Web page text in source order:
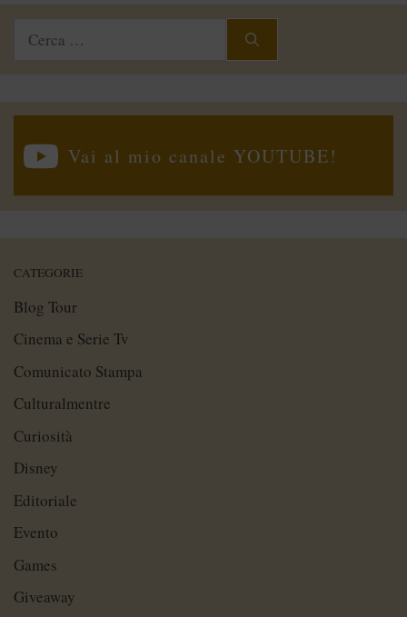
Vai al mio canale YOUTUBE!
CATEGORIE
Blog Tour
Cinema e Serie Tv
Comunicato Stampa
Culturalmentre
Curiosità
Disney
Editoriale
Evento
Games
Giveaway